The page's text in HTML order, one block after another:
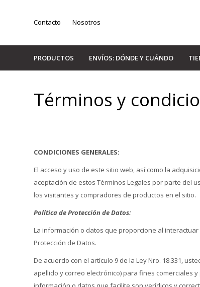
PRODUCTOS ENVÍOS: DÓNDE Y CUÁNDO
Contacto Nosotros
Términos y
CONDICIONES GENERALES:
El acceso y uso de este sitio web, así como la
aceptación de estos Términos Legales por parte del
los visitantes y compradores de productos en el sitio.
Política de Protección de Datos:
La información o datos que proporcione al
Protección de Datos.
De acuerdo con el artículo 9 de la Ley Nro. 18.331,
apellido y correo electrónico) para fines comerciales